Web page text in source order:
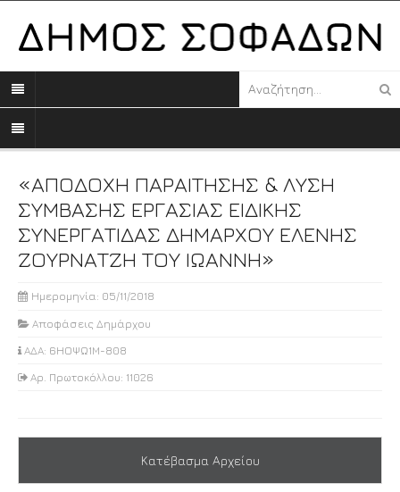
«ΑΠΟΔΟΧΗ ΠΑΡΑΙΤΗΣΗΣ & ΛΥΣΗ
ΣΥΜΒΑΣΗΣ ΕΡΓΑΣΙΑΣ ΕΙΔΙΚΗΣ
ΣΥΝΕΡΓΑΤΙΔΑΣ ΔΗΜΑΡΧΟΥ ΕΛΕΝΗΣ
ΖΟΥΡΝΑΤΖΗ ΤΟΥ ΙΩΑΝΝΗ»
Ημερομηνία: 05/11/2018
Αποφάσεις Δημάρχου
ΑΔΑ: 6ΗΟΨΩ1Μ-808
Αρ. Πρωτοκόλλου: 11026
Κατέβασμα Αρχείου